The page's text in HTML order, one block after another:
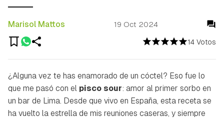
14 Votos
Marisol Mattos 19 Oct 2024
¿Alguna vez te has enamorado de un cóctel? Eso fue lo
que me pasó con el pisco sour: amor al primer sorbo en
un bar de Lima. Desde que vivo en España, esta receta se
ha vuelto la estrella de mis reuniones caseras, y siempre